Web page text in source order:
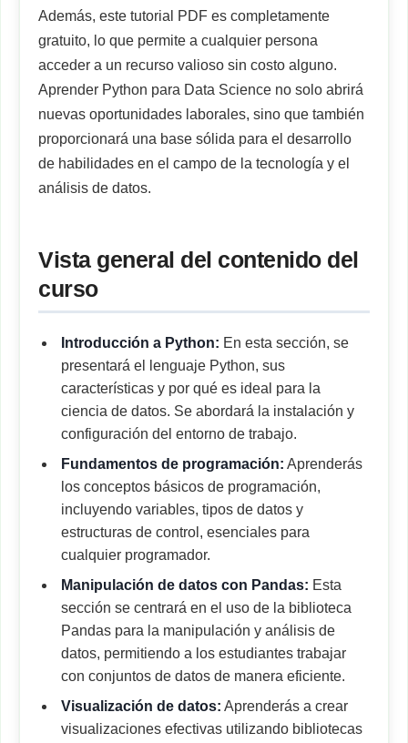
Además, este tutorial PDF es completamente
gratuito, lo que permite a cualquier persona
acceder a un recurso valioso sin costo alguno.
Aprender Python para Data Science no solo abrirá
nuevas oportunidades laborales, sino que también
proporcionará una base sólida para el desarrollo
de habilidades en el campo de la tecnología y el
análisis de datos.
Vista general del contenido del
curso
Introducción a Python: En esta sección, se
presentará el lenguaje Python, sus
características y por qué es ideal para la
ciencia de datos. Se abordará la instalación y
configuración del entorno de trabajo.
Fundamentos de programación: Aprenderás
los conceptos básicos de programación,
incluyendo variables, tipos de datos y
estructuras de control, esenciales para
cualquier programador.
Manipulación de datos con Pandas: Esta
sección se centrará en el uso de la biblioteca
Pandas para la manipulación y análisis de
datos, permitiendo a los estudiantes trabajar
con conjuntos de datos de manera eficiente.
Visualización de datos: Aprenderás a crear
visualizaciones efectivas utilizando bibliotecas